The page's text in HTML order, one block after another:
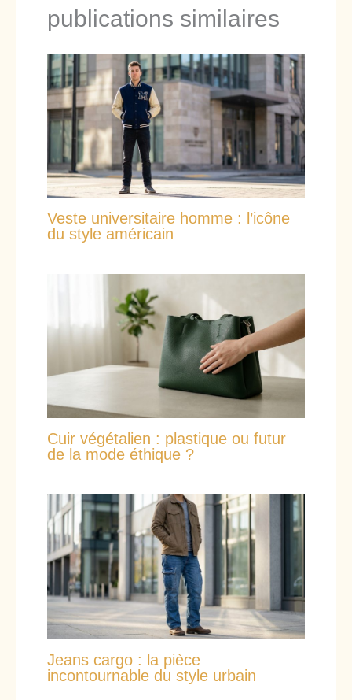
publications similaires
Veste universitaire homme : l’icône
du style américain
Cuir végétalien : plastique ou futur
de la mode éthique ?
Jeans cargo : la pièce
incontournable du style urbain